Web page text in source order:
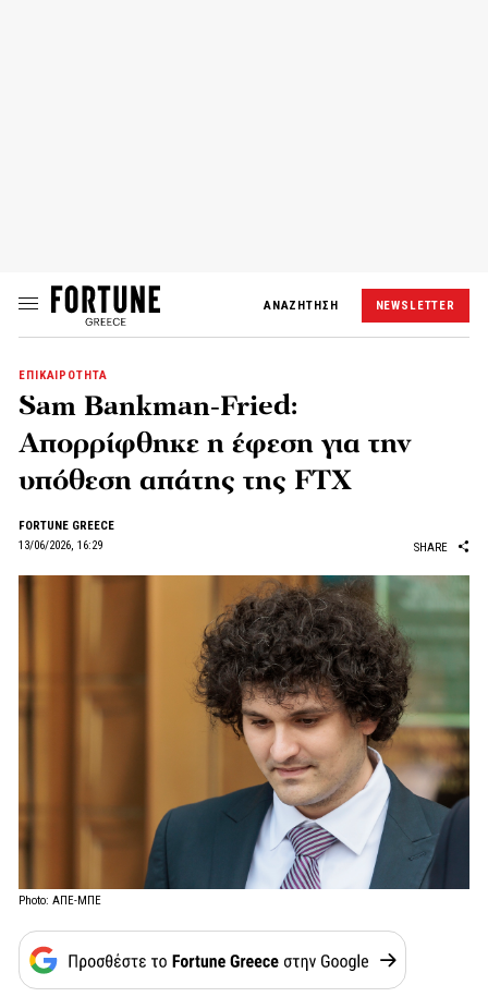
ΑΝΑΖΗΤΗΣΗ NEWSLETTER
ΕΠΙΚΑΙΡΟΤΗΤΑ
Sam Bankman-Fried:
Απορρίφθηκε η έφεση για την
υπόθεση απάτης της FTX
FORTUNE GREECE
13/06/2026, 16:29
SHARE
Photo: ΑΠΕ-ΜΠΕ